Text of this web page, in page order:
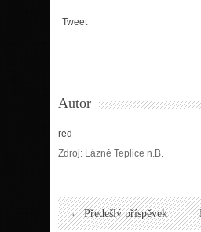
Tweet
Autor
red
Zdroj: Lázně Teplice n.B.
← Předešlý příspěvek